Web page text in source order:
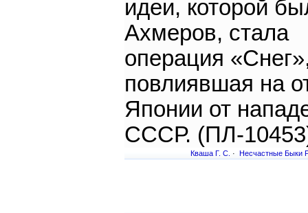
идеи, которой
Ахмеров, стала
операция
повлиявшая на
Японии от
СССР. (ПЛ-
Кваша Г. С. · Несчастные Быки